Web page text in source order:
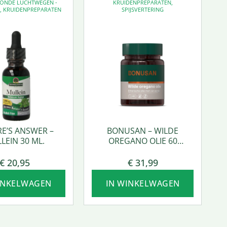
LUCHTWEGEN -
, KRUIDENPREPARATEN
ANSWER –
30 ML.
€20,95
KRUIDENPREPARATEN,
SPIJSVERTERING
BONUSAN – WILDE
OREGANO OLIE 60
€31,99
IN WINKELWAGEN